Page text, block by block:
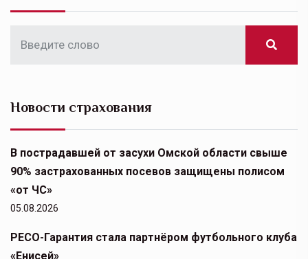
Новости страхования
В пострадавшей от засухи Омской области свыше
90% застрахованных посевов защищены полисом
«от ЧС»
05.08.2026
РЕСО-Гарантия стала партнёром футбольного клуба
«Енисей»